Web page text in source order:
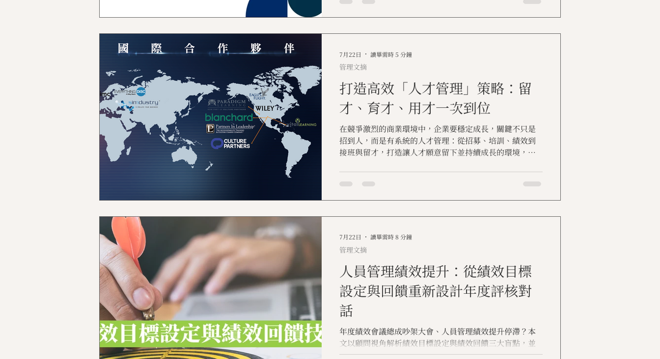
打造高效「人才管理」策略：留
才、育才、用才一次到位
在競爭激烈的商業環境中，企業要穩定成長，關鍵不只是
招到人，而是有系統的人才管理：從招募、培訓、績效到
接班與留才，打造讓人才願意留下並持續成長的環境，成
管理文摘
7月22日 讀畢需時 5 分鐘
人員管理績效提升：從績效目標
設定與回饋重新設計年度評核對
話
年度績效會議總成吵架大會、人員管理績效提升停滯？本
文以顧問視角解析績效目標設定與績效回饋三大盲點，並
提供四步驟實作框架，協助 HR 重新設計主管管理與評核
管理文摘
7月22日 讀畢需時 8 分鐘